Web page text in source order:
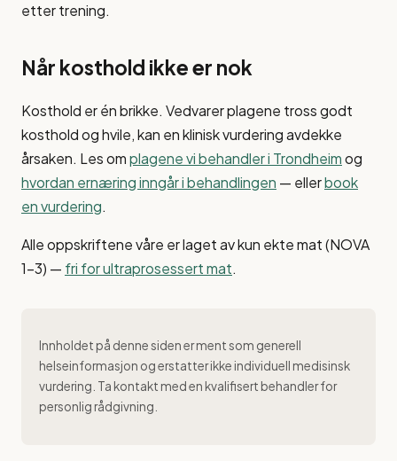
etter trening.
Når kosthold ikke er nok
Kosthold er én brikke. Vedvarer plagene tross godt
kosthold og hvile, kan en klinisk vurdering avdekke
årsaken. Les omplagene vi behandler i Trondheimog
hvordan ernæring inngår i behandlingen — ellerbook
en vurdering.
Alle oppskriftene våre er laget av kun ekte mat (NOVA
1–3) — fri for ultraprosessert mat.
Innholdet på denne siden er ment som generell
helseinformasjon og erstatter ikke individuell medisinsk
vurdering. Ta kontakt med en kvalifisert behandler for
personlig rådgivning.